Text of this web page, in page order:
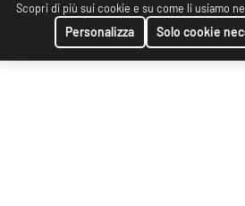
Scopri di più sui cookie e su come li usiamo
Personalizza Solo cookie